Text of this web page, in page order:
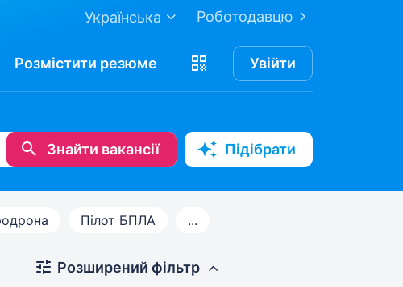
Роботодавцю
Українська
Розмістити резюме Увійти
Знайти вакансії Підібрати
Пілот БПЛА ...
Розширений фільтр